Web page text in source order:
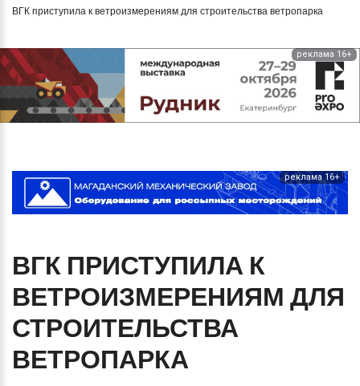
ВГК приступила к ветроизмерениям для строительства ветропарка
реклама 16+
реклама 16+
ВГК ПРИСТУПИЛА К
ВЕТРОИЗМЕРЕНИЯМ ДЛЯ
СТРОИТЕЛЬСТВА
ВЕТРОПАРКА